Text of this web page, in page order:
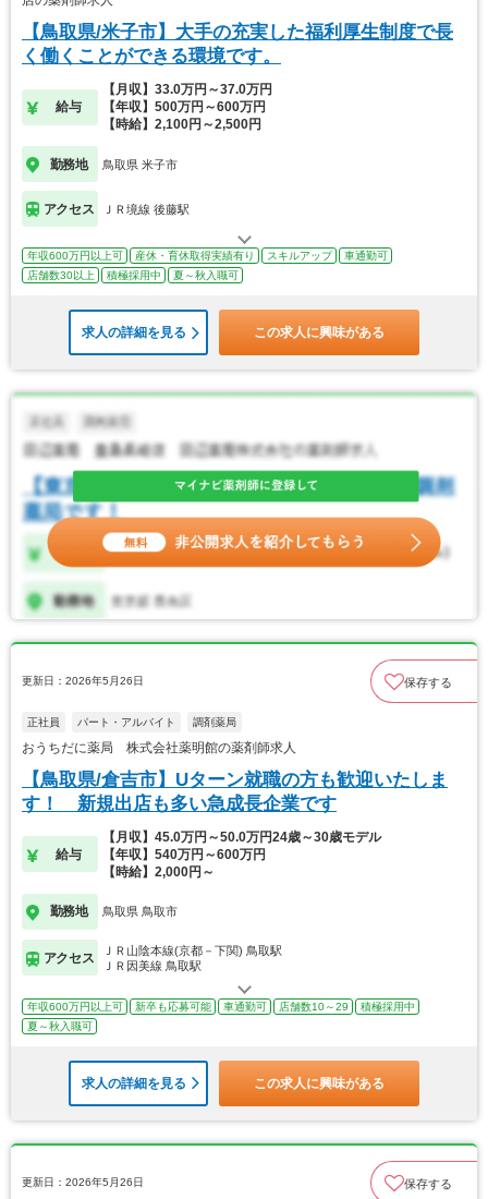
【鳥取県/米子市】大手の充実した福利厚生制度で長
く働くことができる環境です。
給与
【月収】33.0万円～37.0万円
【年収】500万円～600万円
【時給】2,100円～2,500円
勤務地 鳥取県 米子市
アクセス ＪＲ境線 後藤駅
年収600万円以上可 産休・育休取得実績有り スキルアップ
車通勤可
店舗数30以上
積極採用中 夏～秋入職可
求人の詳細を見る この求人に興味がある
更新日：2026年5月26日 保存する
正社員 パート・アルバイト 調剤薬局
おうちだに薬局 株式会社薬明館の薬剤師求人
【鳥取県/倉吉市】Uターン就職の方も歓迎いたしま
す！ 新規出店も多い急成長企業です
給与
【月収】45.0万円～50.0万円24歳～30歳モデル
【年収】540万円～600万円
【時給】2,000円～
勤務地 鳥取県 鳥取市
アクセス
ＪＲ山陰本線(京都－下関) 鳥取駅
ＪＲ因美線 鳥取駅
年収600万円以上可 新卒も応募可能 車通勤可 店舗数10～29
積極採用中
夏～秋入職可
求人の詳細を見る この求人に興味がある
更新日：2026年5月26日 保存する